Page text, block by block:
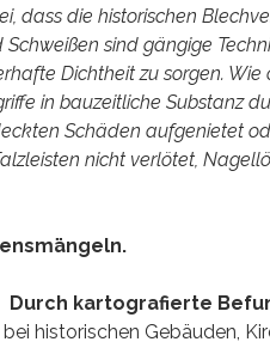
dass die historischen
sind gängige
Dichtheit zu sorgen.
in bauzeitliche Substanz
Schäden aufgenietet
nicht verlötet,
Durch kartografierte
historischen Gebäuden,